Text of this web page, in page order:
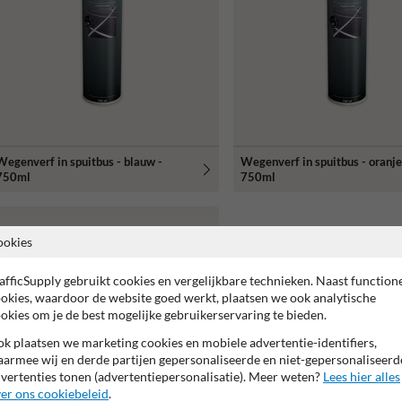
in spuitbus - blauw -
Wegenverf in spuitbus -
750ml
gebruikt cookies en vergelijkbare technieken. Naast
waardoor de website goed werkt, plaatsen we ook analytische
om je de best mogelijke gebruikerservaring te bieden.
plaatsen we marketing cookies en mobiele advertentie-identifiers,
wij en derde partijen gepersonaliseerde en niet-
tonen (advertentiepersonalisatie). Meer weten? Lees hier alles
ons cookiebeleid.